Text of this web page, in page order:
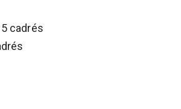
cadrés